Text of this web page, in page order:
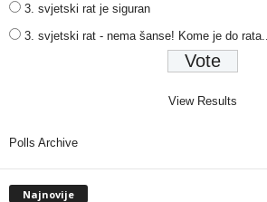
3. svjetski rat je siguran
3. svjetski rat - nema šanse! Kome je do rata...
View Results
Polls Archive
Najnovije